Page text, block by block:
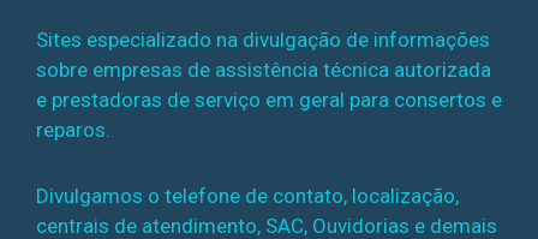
Sites especializado na divulgação de informações
sobre empresas de assistência técnica autorizada
e prestadoras de serviço em geral para consertos e
reparos.
Divulgamos o telefone de contato, localização,
centrais de atendimento, SAC, Ouvidorias e demais